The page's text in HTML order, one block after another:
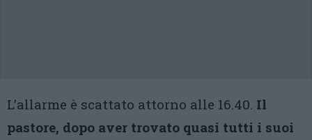
L’allarme è scattato attorno alle 16.40. Il
pastore, dopo aver trovato quasi tutti i suoi